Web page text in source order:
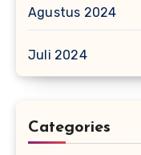
Agustus 2024
Juli 2024
Categories